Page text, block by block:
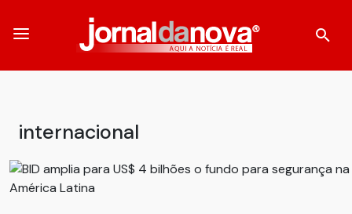
internacional